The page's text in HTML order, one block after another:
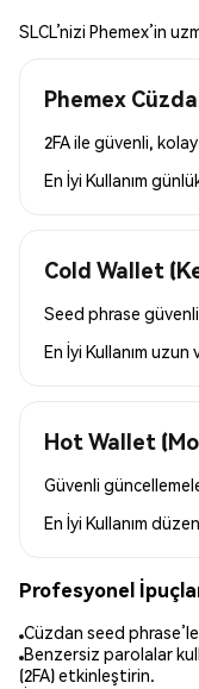
SLCL’nizi Phemex’in
Phemex
2FA ile güvenli,
En İyi Kullanım
Cold Wallet
Seed phrase
En İyi Kullanım uzun
Hot Wallet
Güvenli
En İyi Kullanım
Profesyonel
Cüzdan seed
Benzersiz parolalar
(2FA) etkinleştirin.